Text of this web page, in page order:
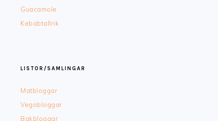
Guacamole
Kebabtallrik
LISTOR/SAMLINGAR
Matbloggar
Vegobloggar
Bakbloggar